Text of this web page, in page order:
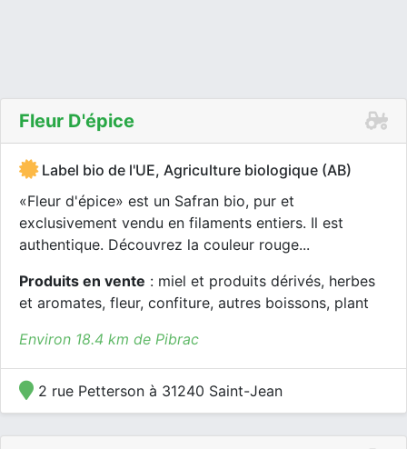
Fleur D'épice
Label bio de l'UE, Agriculture biologique (AB)
«Fleur d'épice» est un Safran bio, pur et
exclusivement vendu en filaments entiers. Il est
authentique. Découvrez la couleur rouge...
Produits en vente : miel et produits dérivés, herbes
et aromates, fleur, confiture, autres boissons, plant
Environ 18.4 km de Pibrac
2 rue Petterson à 31240 Saint-Jean